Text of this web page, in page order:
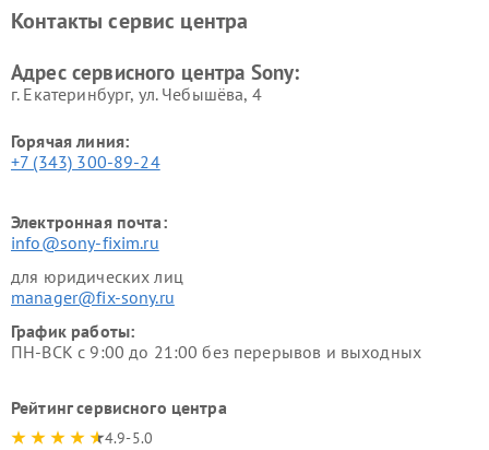
Контакты сервис центра
Адрес сервисного центра Sony:
г. Екатеринбург, ул. Чебышёва, 4
Горячая линия:
+7 (343) 300-89-24
Электронная почта:
info@sony-fixim.ru
для юридических лиц
manager@fix-sony.ru
График работы:
ПН-ВСК с 9:00 до 21:00 без перерывов и выходных
Рейтинг сервисного центра
4.9-5.0